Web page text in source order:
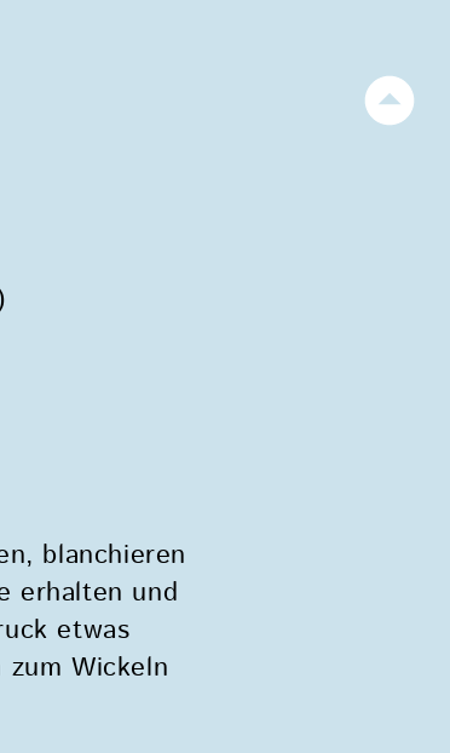
blanchieren
erhalten und
etwas
Wickeln